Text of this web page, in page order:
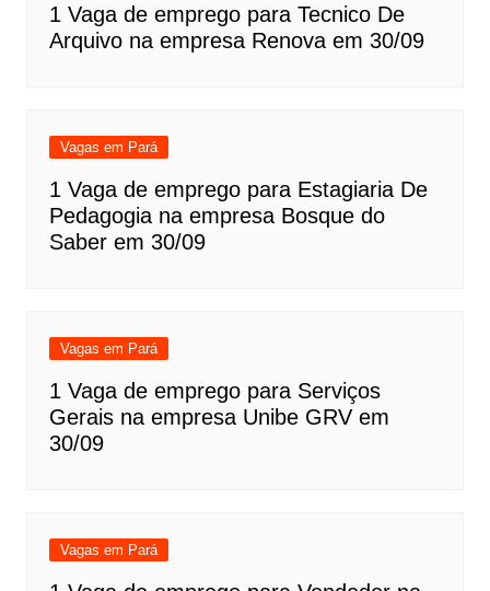
1 Vaga de emprego para Tecnico De
Arquivo na empresa Renova em 30/09
Vagas em Pará
1 Vaga de emprego para Estagiaria De
Pedagogia na empresa Bosque do
Saber em 30/09
Vagas em Pará
1 Vaga de emprego para Serviços
Gerais na empresa Unibe GRV em
30/09
Vagas em Pará